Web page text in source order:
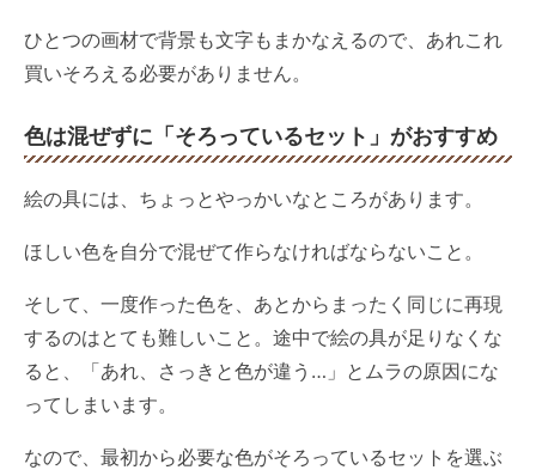
ひとつの画材で背景も文字もまかなえるので、あれこれ
買いそろえる必要がありません。
色は混ぜずに「そろっているセット」がおすすめ
絵の具には、ちょっとやっかいなところがあります。
ほしい色を自分で混ぜて作らなければならないこと。
そして、一度作った色を、あとからまったく同じに再現
するのはとても難しいこと。途中で絵の具が足りなくな
ると、「あれ、さっきと色が違う…」とムラの原因にな
ってしまいます。
なので、最初から必要な色がそろっているセットを選ぶ